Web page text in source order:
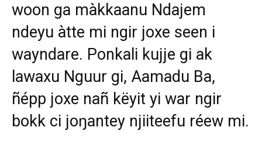
woon ga màkkaanu Ndajem
ndeyu àtte mi ngir joxe seen i
wayndare. Ponkali kujje gi ak
lawaxu Nguur gi, Aamadu Ba,
ñépp joxe nañ këyit yi war ngir
bokk ci joŋantey njiiteefu réew mi.